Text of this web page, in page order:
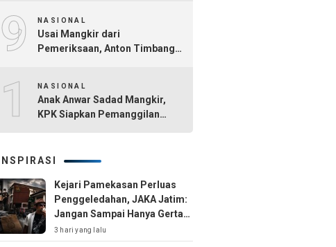
9 NASIONAL
Usai Mangkir dari
Pemeriksaan, Anton Timbang
10NASIONAL
Anak Anwar Sadad Mangkir,
KPK Siapkan Pemanggilan
INSPIRASI
Kejari Pamekasan Perluas
Penggeledahan, JAKA Jatim:
Jangan Sampai Hanya Gertak
Sambal!
3 hari yang lalu